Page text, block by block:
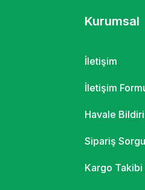
Kurumsal
İletişim
İletişim
Havale
Sipariş
Kargo Takibi